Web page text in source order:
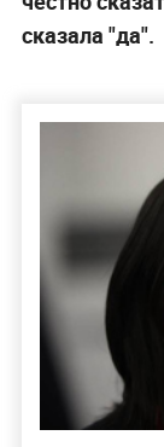
сказала "да".